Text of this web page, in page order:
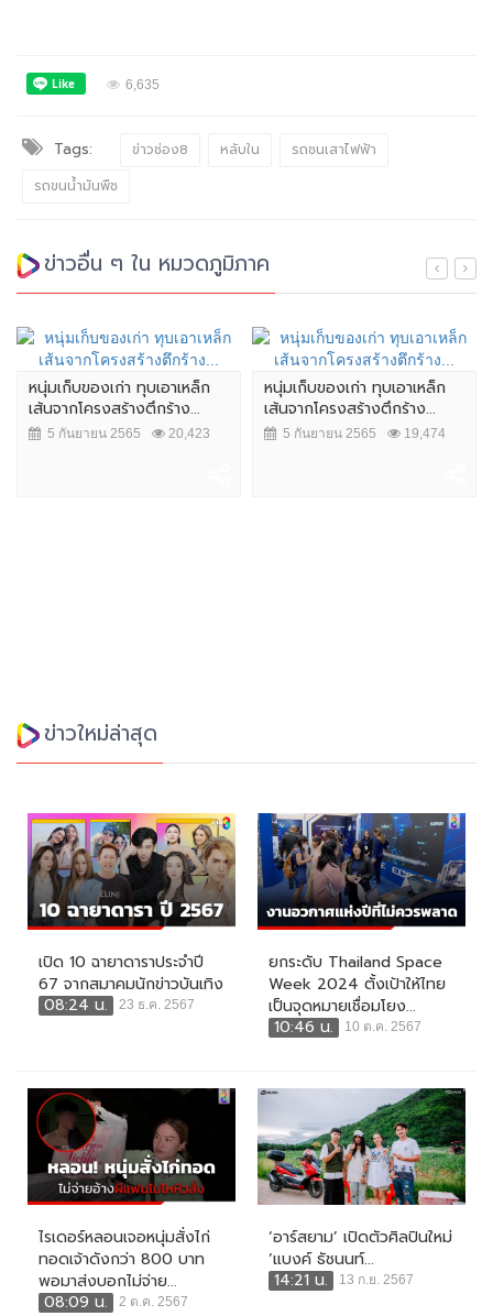
6,635
Tags: ข่าวช่อง8 หลับใน
รถชนเสาไฟฟ้า
รถขนน้ำมันพืช
ข่าวอื่น ๆ ใน หมวดภูมิภาค
หนุ่มเก็บของเก่า ทุบเอาเหล็ก
เส้นจากโครงสร้างตึกร้าง...
5 กันยายน 2565 20,423
หนุ่มเก็บของเก่า ทุบเอาเหล็ก
เส้นจากโครงสร้างตึกร้าง...
5 กันยายน 2565 19,474
ข่าวใหม่ล่าสุด
เปิด 10 ฉายาดาราประจำปี
67 จากสมาคมนักข่าวบันเทิง
08:24 น.
23 ธ.ค. 2567
ยกระดับ Thailand Space
Week 2024 ตั้งเป้าให้ไทย
เป็นจุดหมายเชื่อมโยง...
10:46 น.
10 ต.ค. 2567
ไรเดอร์หลอนเจอหนุ่มสั่งไก่
ทอดเจ้าดังกว่า 800 บาท
พอมาส่งบอกไม่จ่าย...
08:09 น.
2 ต.ค. 2567
‘อาร์สยาม’ เปิดตัวศิลปินใหม่
‘แบงค์ ธัชนนท์...
14:21 น.
13 ก.ย. 2567